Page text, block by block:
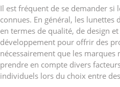
Il est fréquent de se demander
connues. En général, les
en termes de qualité, de design
développement pour offrir des
nécessairement que les
prendre en compte divers
individuels lors du choix entre